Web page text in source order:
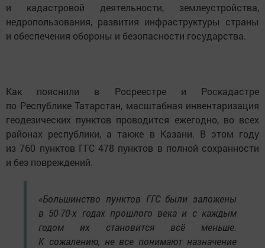
и кадастровой деятельности, землеустройства,
недропользования, развития инфраструктуры страны
и обеспечения обороны и безопасности государства.
Как пояснили в Росреестре и Роскадастре
по Республике Татарстан, масштабная инвентаризация
геодезических пунктов проводится ежегодно, во всех
районах республики, а также в Казани. В этом году
из 760 пунктов ГГС 478 пунктов в полной сохранности
и без повреждений.
«Большинство пунктов ГГС были заложены
в 50-70-х годах прошлого века и с каждым
годом их становится всё меньше.
К сожалению, не все понимают назначение